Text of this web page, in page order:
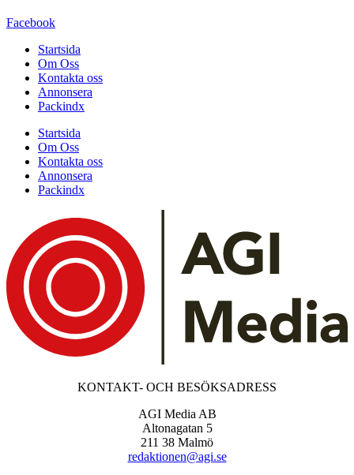
Facebook
Startsida
Om Oss
Kontakta oss
Annonsera
Packindx
Startsida
Om Oss
Kontakta oss
Annonsera
Packindx
KONTAKT- OCH BESÖKSADRESS
AGI Media AB
Altonagatan 5
211 38 Malmö
redaktionen@agi.se